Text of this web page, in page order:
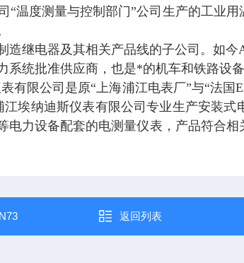
“温度测量与控制部门”公司生产的工业
造继电器及其相关产品线的子公司。如
系统批准供应商，也是*的机车和铁路设备
有限公司是原“上海浦江电表厂”与“法国
埃纳迪斯仪表有限公司专业生产安装
力设备配套的电测量仪表，产品符合
返回列表